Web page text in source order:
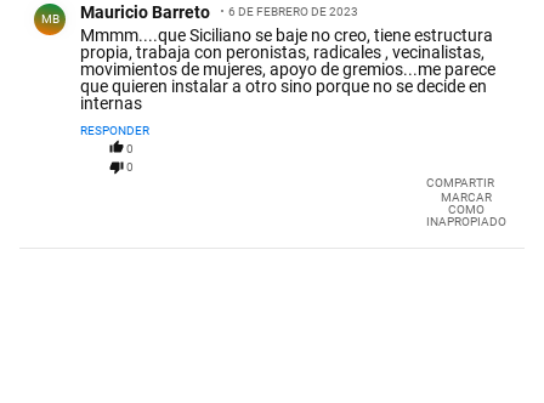
MB Mauricio Barreto 6 DE FEBRERO DE 2023
Mmmm....que Siciliano se baje no creo, tiene estructura
propia, trabaja con peronistas, radicales , vecinalistas,
movimientos de mujeres, apoyo de gremios...me parece
que quieren instalar a otro sino porque no se decide en
internas
RESPONDER
0
0
COMPARTIR
MARCAR
COMO
INAPROPIADO